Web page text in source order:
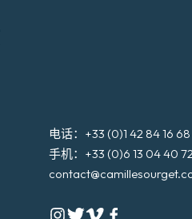
电话：+33 (0)1 42 84 16 68
手机：+33 (0)6 13 04 40